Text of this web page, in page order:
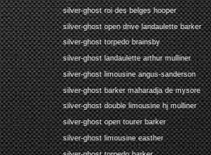
silver-ghost roi des belges hooper
silver-ghost open drive landaulette barker
silver-ghost torpedo brainsby
silver-ghost landaulette arthur mulliner
silver-ghost limousine angus-sanderson
silver-ghost barker maharadja de mysore
silver-ghost double limousine hj mulliner
silver-ghost open tourer barker
silver-ghost limousine easther